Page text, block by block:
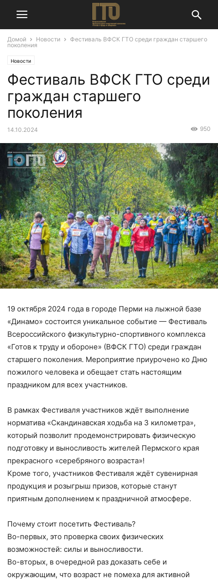
Домой Новости
Фестиваль ВФСК ГТО среди граждан старшего
поколения
Новости
Фестиваль ВФСК ГТО среди
граждан старшего
поколения
14.10.2024 950
19 октября 2024 года в городе Перми на лыжной базе
«Динамо» состоится уникальное событие — Фестиваль
Всероссийского физкультурно-спортивного комплекса
«Готов к труду и обороне» (ВФСК ГТО) среди граждан
старшего поколения. Мероприятие приурочено ко Дню
пожилого человека и обещает стать настоящим
праздником для всех участников.
В рамках Фестиваля участников ждёт выполнение
норматива «Скандинавская ходьба на 3 километра»,
который позволит продемонстрировать физическую
подготовку и выносливость жителей Пермского края
прекрасного «серебряного возраста»!
Кроме того, участников Фестиваля ждёт сувенирная
продукция и розыгрыш призов, которые станут
приятным дополнением к праздничной атмосфере.
Почему стоит посетить Фестиваль?
Во-первых, это проверка своих физических
возможностей: силы и выносливости.
Во-вторых, в очередной раз доказать себе и
окружающим, что возраст не помеха для активной